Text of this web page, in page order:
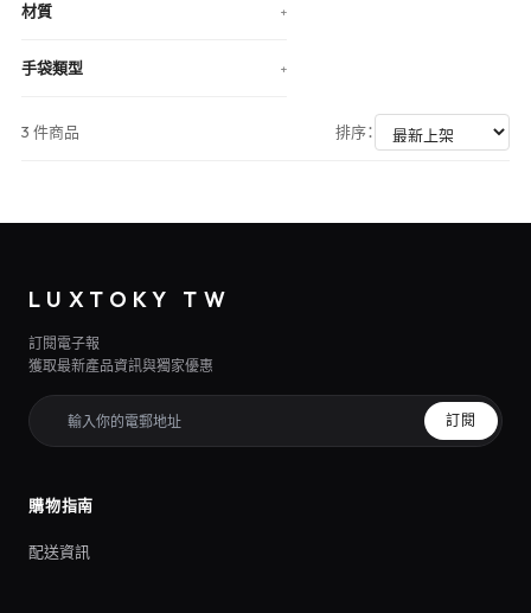
材質 +
手袋類型 +
3 件商品 排序：
LUXTOKY TW
訂閱電子報
獲取最新產品資訊與獨家優惠
訂閱
購物指南
配送資訊